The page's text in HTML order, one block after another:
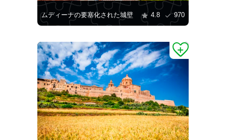
ムディーナの要塞化された城壁 4.8 970